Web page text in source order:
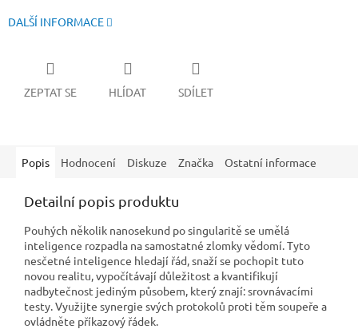
DALŠÍ INFORMACE
ZEPTAT SE HLÍDAT SDÍLET
Popis Hodnocení Diskuze Značka Ostatní informace
Detailní popis produktu
Pouhých několik nanosekund po singularitě se umělá
inteligence rozpadla na samostatné zlomky vědomí. Tyto
nesčetné inteligence hledají řád, snaží se pochopit tuto
novou realitu, vypočítávají důležitost a kvantifikují
nadbytečnost jediným působem, který znají: srovnávacími
testy. Využijte synergie svých protokolů proti těm soupeře a
ovládněte příkazový řádek.